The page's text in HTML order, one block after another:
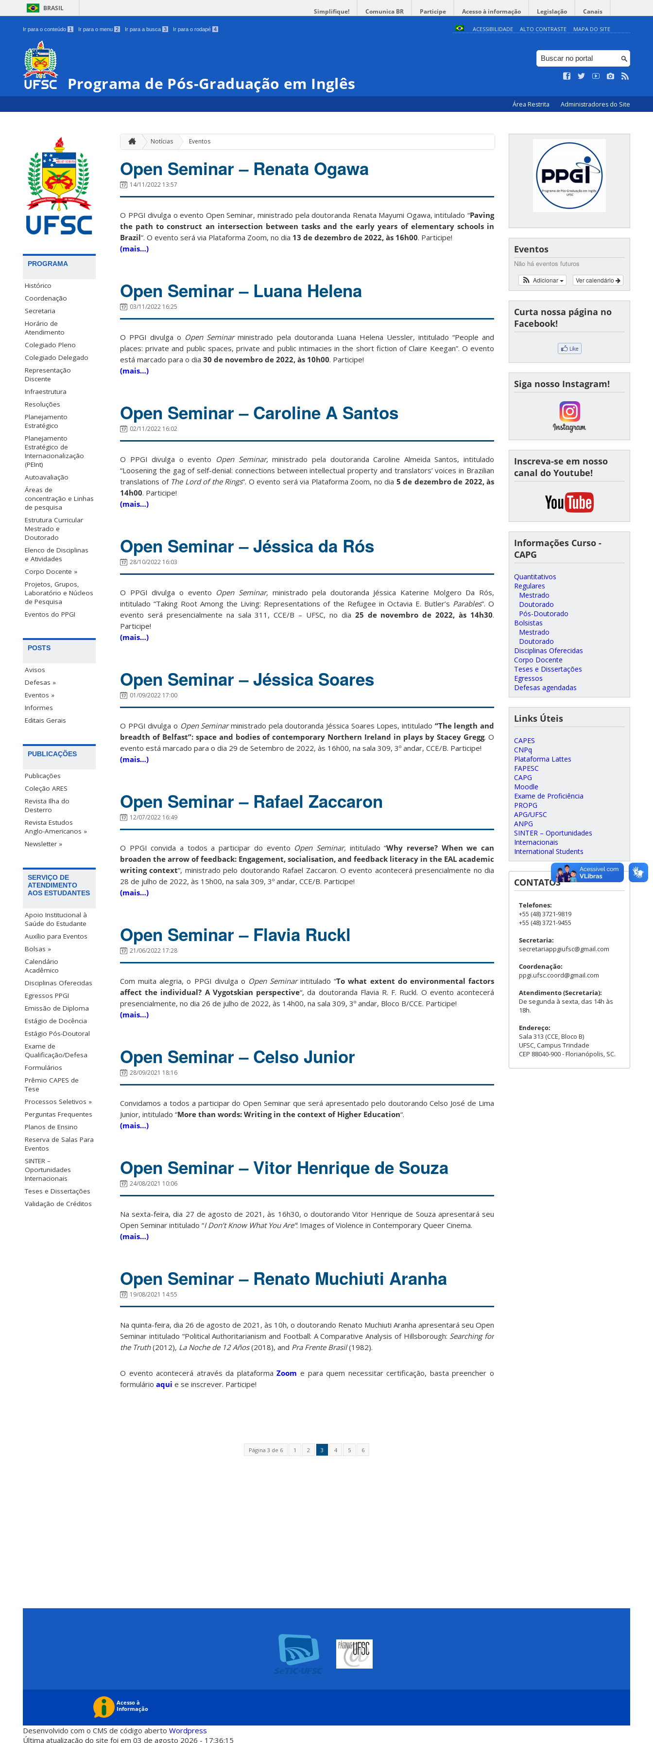
BRASIL Simplifique! Comunica BR Participe Acesso à informação Legislação Canais
Ir para o conteúdo 1 Ir para o menu 2 Ir para a busca 3 Ir para o rodapé 4 ACESSIBILIDADE ALTO CONTRASTE MAPA DO SITE
Programa de Pós-Graduação em Inglês
Área Restrita Administradores do Site
PROGRAMA
Histórico
Coordenação
Secretaria
Horário de
Atendimento
Colegiado Pleno
Colegiado Delegado
Representação
Discente
Infraestrutura
Resoluções
Planejamento
Estratégico
Planejamento
Estratégico de
Internacionalização
(PEInt)
Autoavaliação
Áreas de
concentração e Linhas
de pesquisa
Estrutura Curricular
Mestrado e
Doutorado
Elenco de Disciplinas
e Atividades
Corpo Docente »
Projetos, Grupos,
Laboratório e Núcleos
de Pesquisa
Eventos do PPGI
POSTS
Avisos
Defesas »
Eventos »
Informes
Editais Gerais
PUBLICAÇÕES
Publicações
Coleção ARES
Revista Ilha do
Desterro
Revista Estudos
Anglo-Americanos »
Newsletter »
SERVIÇO DE
ATENDIMENTO
AOS ESTUDANTES
Apoio Institucional à
Saúde do Estudante
Auxílio para Eventos
Bolsas »
Calendário
Acadêmico
Disciplinas Oferecidas
Egressos PPGI
Emissão de Diploma
Estágio de Docência
Estágio Pós-Doutoral
Exame de
Qualificação/Defesa
Formulários
Prêmio CAPES de
Tese
Processos Seletivos »
Perguntas Frequentes
Planos de Ensino
Reserva de Salas Para
Eventos
SINTER –
Oportunidades
Internacionais
Teses e Dissertações
Validação de Créditos
Notícias Eventos
Open Seminar – Renata Ogawa
14/11/2022 13:57
O PPGI divulga o evento Open Seminar, ministrado pela doutoranda Renata Mayumi Ogawa, intitulado “Paving
the path to construct an intersection between tasks and the early years of elementary schools in
Brazil”. O evento será via Plataforma Zoom, no dia 13 de dezembro de 2022, às 16h00. Participe!
(mais…)
Open Seminar – Luana Helena
03/11/2022 16:25
O PPGI divulga o Open Seminarministrado pela doutoranda Luana Helena Uessler, intitulado “People and
places: private and public spaces, private and public intimacies in the short fiction of Claire Keegan”. O evento
está marcado para o dia 30 de novembro de 2022, às 10h00. Participe!
(mais…)
Open Seminar – Caroline A Santos
02/11/2022 16:02
O PPGI divulga o evento Open Seminar, ministrado pela doutoranda Caroline Almeida Santos, intitulado
“Loosening the gag of self-denial: connections between intellectual property and translators’ voices in Brazilian
translations of The Lord of the Rings”. O evento será via Plataforma Zoom, no dia 5 de dezembro de 2022, às
14h00. Participe!
(mais…)
Open Seminar – Jéssica da Rós
28/10/2022 16:03
O PPGI divulga o evento Open Seminar, ministrado pela doutoranda Jéssica Katerine Molgero Da Rós,
intitulado “Taking Root Among the Living: Representations of the Refugee in Octavia E. Butler’s Parables”. O
evento será presencialmente na sala 311, CCE/B – UFSC, no dia 25 de novembro de 2022, às 14h30.
Participe!
(mais…)
Open Seminar – Jéssica Soares
01/09/2022 17:00
O PPGI divulga o Open Seminarministrado pela doutoranda Jéssica Soares Lopes, intitulado “The length and
breadth of Belfast”: space and bodies of contemporary Northern Ireland in plays by Stacey Gregg. O
evento está marcado para o dia 29 de Setembro de 2022, às 16h00, na sala 309, 3º andar, CCE/B. Participe!
(mais…)
Open Seminar – Rafael Zaccaron
12/07/2022 16:49
O PPGI convida a todos a participar do evento Open Seminar, intitulado “Why reverse? When we can
broaden the arrow of feedback: Engagement, socialisation, and feedback literacy in the EAL academic
writing context“, ministrado pelo doutorando Rafael Zaccaron. O evento acontecerá presencialmente no dia
28 de julho de 2022, às 15h00, na sala 309, 3º andar, CCE/B. Participe!
(mais…)
Open Seminar – Flavia Ruckl
21/06/2022 17:28
Com muita alegria, o PPGI divulga o Open Seminarintitulado “To what extent do environmental factors
affect the individual? A Vygotskian perspective“, da doutoranda Flavia R. F. Ruckl. O evento acontecerá
presencialmente, no dia 26 de julho de 2022, às 14h00, na sala 309, 3º andar, Bloco B/CCE. Participe!
(mais…)
Open Seminar – Celso Junior
28/09/2021 18:16
Convidamos a todos a participar do Open Seminar que será apresentado pelo doutorando Celso José de Lima
Junior, intitulado “More than words: Writing in the context of Higher Education“.
(mais…)
Open Seminar – Vitor Henrique de Souza
24/08/2021 10:06
Na sexta-feira, dia 27 de agosto de 2021, às 16h30, o doutorando Vitor Henrique de Souza apresentará seu
Open Seminar intitulado “I Don’t Know What You Are”: Images of Violence in Contemporary Queer Cinema.
(mais…)
Open Seminar – Renato Muchiuti Aranha
19/08/2021 14:55
Na quinta-feira, dia 26 de agosto de 2021, às 10h, o doutorando Renato Muchiuti Aranha apresentará seu Open
Seminar intitulado “Political Authoritarianism and Football: A Comparative Analysis of Hillsborough: Searching for
the Truth(2012), La Noche de 12 Años(2018), and Pra Frente Brasil(1982).
O evento acontecerá através da plataformaZoom e para quem necessitar certificação, basta preencher o
formulário aqui e se inscrever. Participe!
Página 3 de 6 1 2 3 4 5 6
Eventos
Não há eventos futuros
Ver calendário
Adicionar
Curta nossa página no
Facebook!
Siga nosso Instagram!
Inscreva-se em nosso
canal do Youtube!
Informações Curso -
CAPG
Quantitativos
Regulares
Mestrado
Doutorado
Pós-Doutorado
Bolsistas
Mestrado
Doutorado
Disciplinas Oferecidas
Corpo Docente
Teses e Dissertações
Egressos
Defesas agendadas
Links Úteis
CAPES
CNPq
Plataforma Lattes
FAPESC
CAPG
Moodle
Exame de Proficiência
PROPG
APG/UFSC
ANPG
SINTER – Oportunidades
Internacionais
International Students
CONTATOS
Telefones:
+55 (48) 3721-9819
+55 (48) 3721-9455
Secretaria:
secretariappgiufsc@gmail.com
Coordenação:
ppgi.ufsc.coord@gmail.com
Atendimento (Secretaria):
De segunda à sexta, das 14h às
18h.
Endereço:
Sala 313 (CCE, Bloco B)
UFSC, Campus Trindade
CEP 88040-900 - Florianópolis, SC.
Desenvolvido com o CMS de código aberto Wordpress
Última atualização do site foi em 03 de agosto 2026 - 17:36:15